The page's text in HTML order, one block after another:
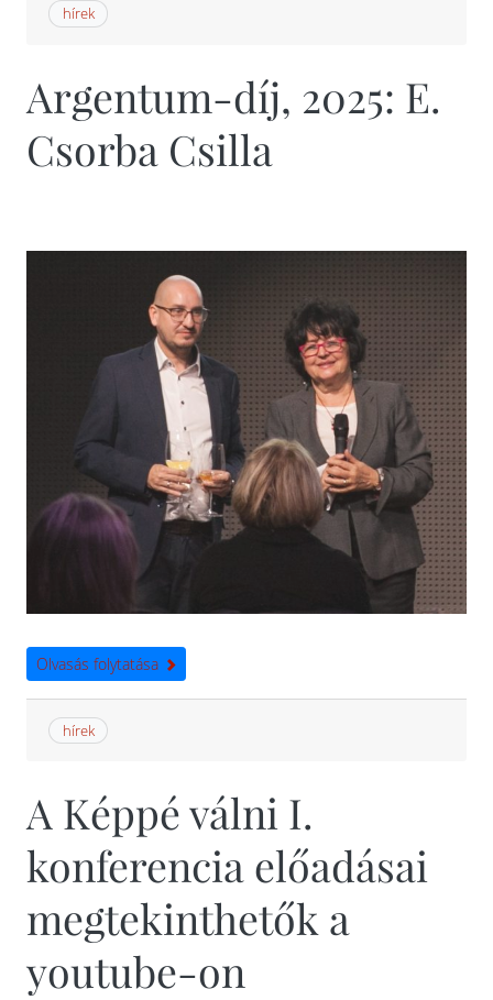
hírek
Argentum-díj, 2025: E.
Csorba Csilla
Olvasás folytatása
hírek
A Képpé válni I.
konferencia előadásai
megtekinthetők a
youtube-on